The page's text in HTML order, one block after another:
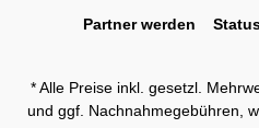
Partner werden
* Alle Preise inkl. gesetzl.
und ggf. Nachnahmegebühren,